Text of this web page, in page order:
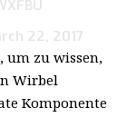
22, 2017
um zu wissen,
Wirbel
Komponente